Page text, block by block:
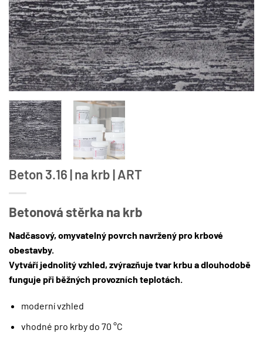
Beton 3.16 | na krb | ART
Betonová stěrka na krb
Nadčasový, omyvatelný povrch navržený pro krbové
obestavby.
Vytváří jednolitý vzhled, zvýrazňuje tvar krbu a dlouhodobě
funguje při běžných provozních teplotách.
moderní vzhled
vhodné pro krby do 70 °C